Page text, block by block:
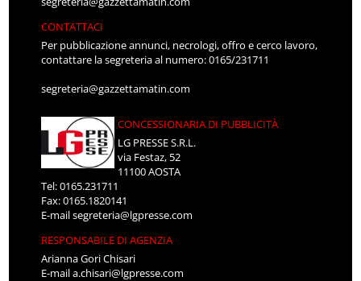
CONTATTACI
Per pubblicazione annunci, necrologi, offro e cerco lavoro,
contattare la segreteria al numero: 0165/231711
segreteria@gazzettamatin.com
CONCESSIONARIA DI PUBBLICITÀ
LG PRESSE S.R.L.
via Festaz, 52
11100 AOSTA
Tel: 0165.231711
Fax: 0165.1820141
E-mailsegreteria@lgpresse.com
RESPONSABILE DI AGENZIA
Arianna Gori Chisari
E-maila.chisari@lgpresse.com